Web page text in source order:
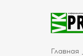
Главная